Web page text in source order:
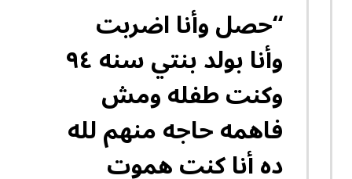
“حصل وأنا اضربت
وأنا بولد بنتي سنه ٩٤
وكنت طفله ومش
فاهمه حاجه منهم لله
ده أنا كنت هموت